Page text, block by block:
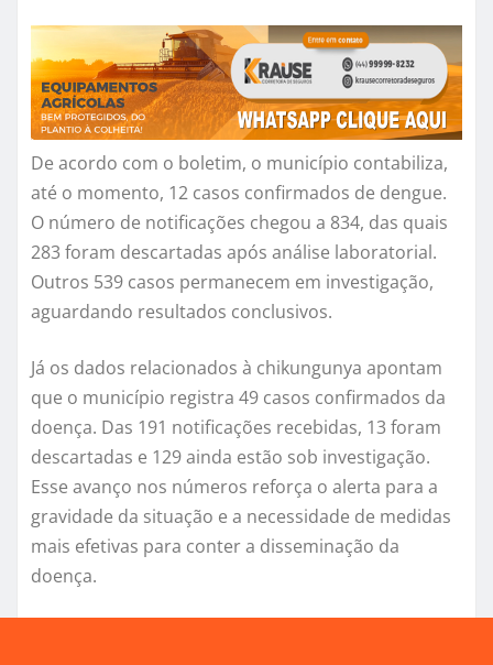
De acordo com o boletim, o município contabiliza,
até o momento, 12 casos confirmados de dengue.
O número de notificações chegou a 834, das quais
283 foram descartadas após análise laboratorial.
Outros 539 casos permanecem em investigação,
aguardando resultados conclusivos.
Já os dados relacionados à chikungunya apontam
que o município registra 49 casos confirmados da
doença. Das 191 notificações recebidas, 13 foram
descartadas e 129 ainda estão sob investigação.
Esse avanço nos números reforça o alerta para a
gravidade da situação e a necessidade de medidas
mais efetivas para conter a disseminação da
doença.